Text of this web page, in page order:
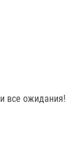
все ожидания!